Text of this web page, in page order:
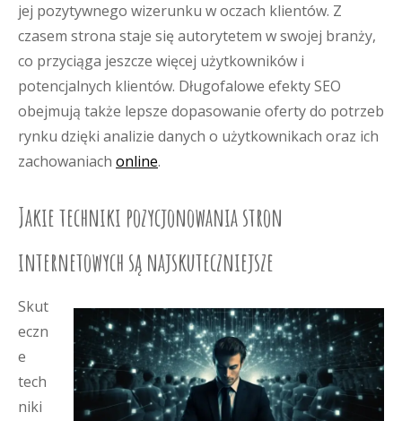
jej pozytywnego wizerunku w oczach klientów. Z
czasem strona staje się autorytetem w swojej branży,
co przyciąga jeszcze więcej użytkowników i
potencjalnych klientów. Długofalowe efekty SEO
obejmują także lepsze dopasowanie oferty do potrzeb
rynku dzięki analizie danych o użytkownikach oraz ich
zachowaniach online.
Jakie techniki pozycjonowania stron
internetowych są najskuteczniejsze
Skut
eczn
e
tech
niki